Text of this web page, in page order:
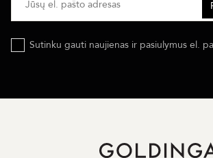
Sutinku gauti naujienas ir pasiulymus el.